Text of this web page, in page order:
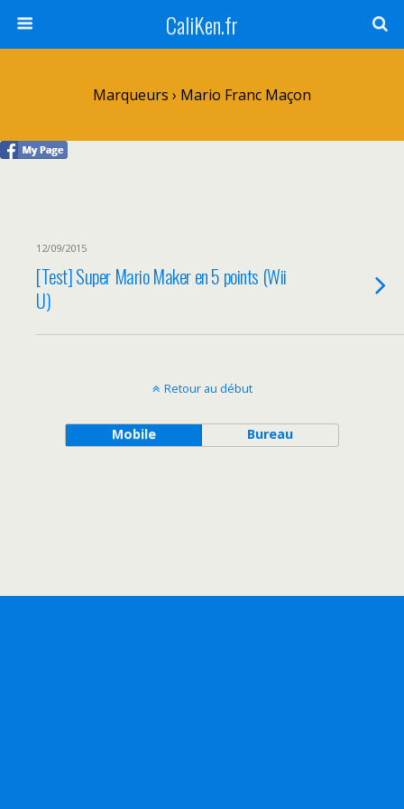
CaliKen.fr
Marqueurs › Mario Franc Maçon
12/09/2015
[Test] Super Mario Maker en 5 points (Wii
U)
Retour au début
Mobile Bureau